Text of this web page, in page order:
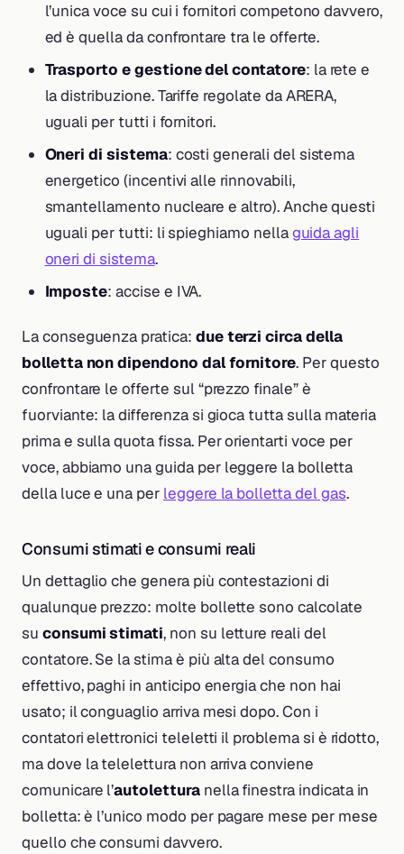
l’unica voce su cui i fornitori competono davvero,
ed è quella da confrontare tra le offerte.
Trasporto e gestione del contatore: la rete e
la distribuzione. Tariffe regolate da ARERA,
uguali per tutti i fornitori.
Oneri di sistema: costi generali del sistema
energetico (incentivi alle rinnovabili,
smantellamento nucleare e altro). Anche questi
uguali per tutti: li spieghiamo nellaguida agli
oneri di sistema.
Imposte: accise e IVA.
La conseguenza pratica: due terzi circa della
bolletta non dipendono dal fornitore. Per questo
confrontare le offerte sul “prezzo finale” è
fuorviante: la differenza si gioca tutta sulla materia
prima e sulla quota fissa. Per orientarti voce per
voce, abbiamo una guida per leggere la bolletta
della luce e una per leggere la bolletta del gas.
Consumi stimati e consumi reali
Un dettaglio che genera più contestazioni di
qualunque prezzo: molte bollette sono calcolate
su consumi stimati, non su letture reali del
contatore. Se la stima è più alta del consumo
effettivo, paghi in anticipo energia che non hai
usato; il conguaglio arriva mesi dopo. Con i
contatori elettronici teleletti il problema si è ridotto,
ma dove la telelettura non arriva conviene
comunicare l’autoletturanella finestra indicata in
bolletta: è l’unico modo per pagare mese per mese
quello che consumi davvero.